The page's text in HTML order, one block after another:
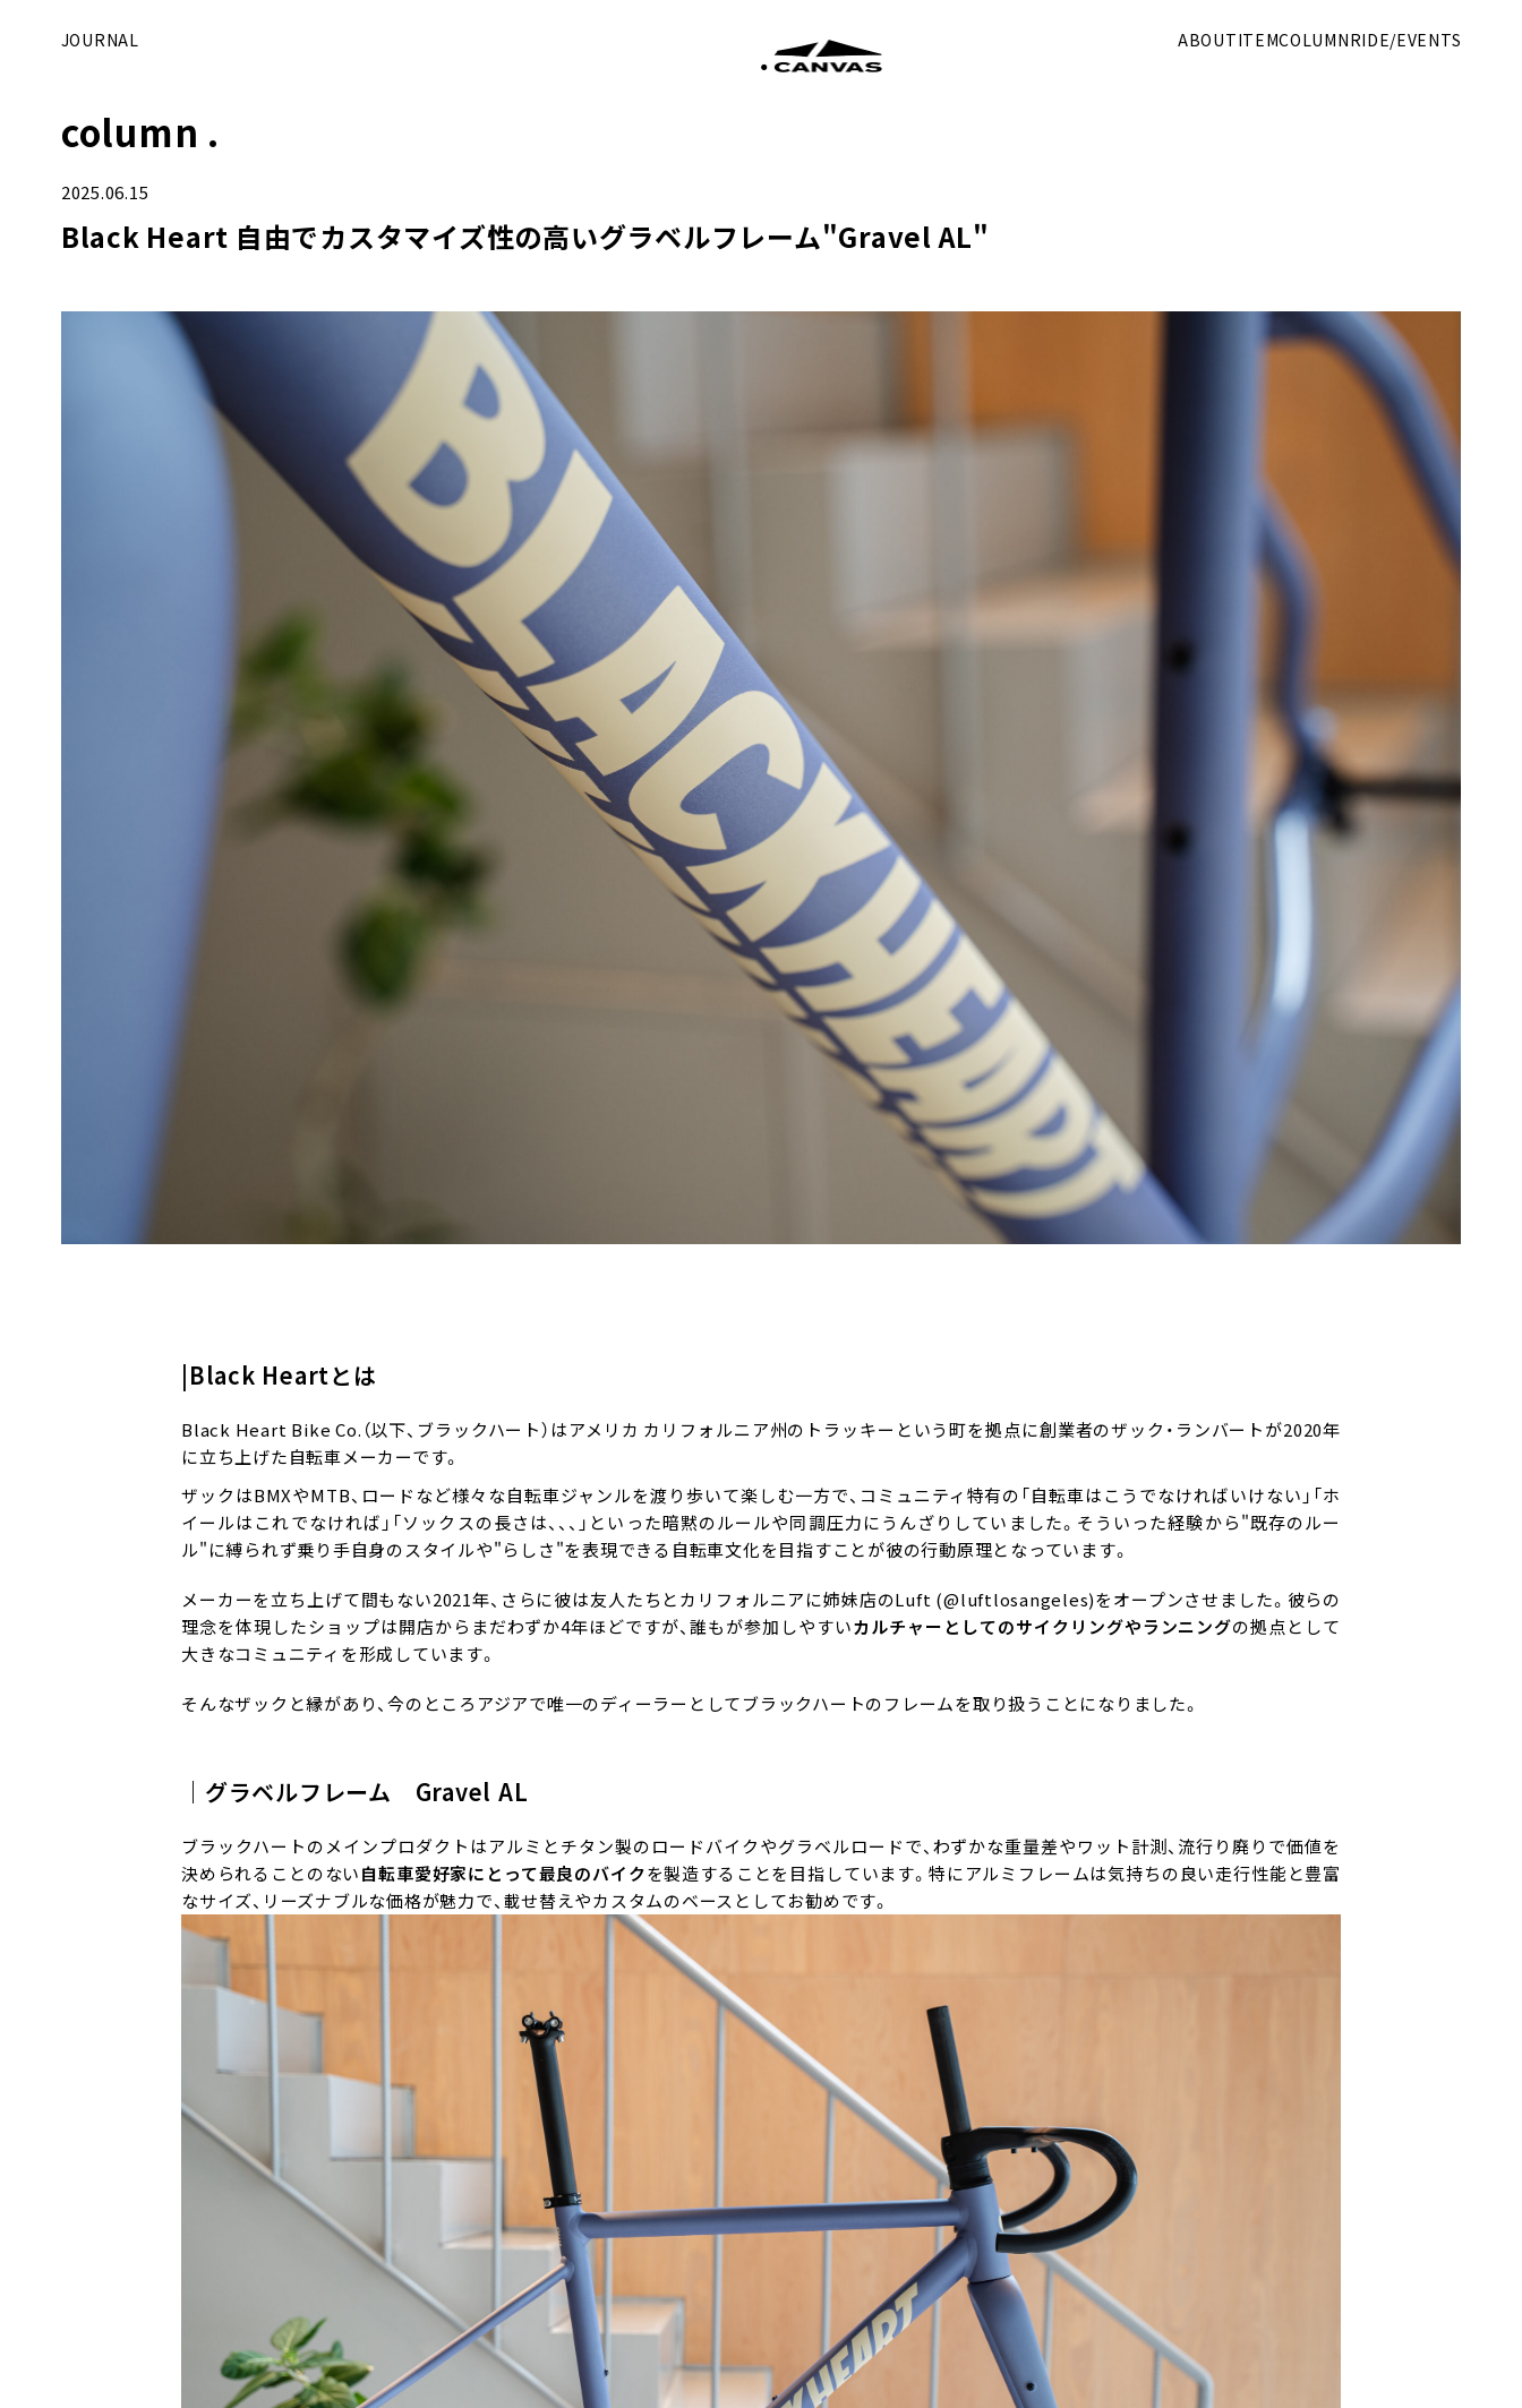
JOURNAL ABOUTITEMCOLUMNRIDE/EVENTS
column .
2025.06.15
Black Heart 自由でカスタマイズ性の高いグラベルフレーム"Gravel AL"
|Black Heartとは
Black Heart Bike Co.（以下、ブラックハート）はアメリカ カリフォルニア州のトラッキーという町を拠点に創業者のザック・ランバートが2020年
に立ち上げた自転車メーカーです。
ザックはBMXやMTB、ロードなど様々な自転車ジャンルを渡り歩いて楽しむ一方で、コミュニティ特有の「自転車はこうでなければいけない」「ホ
イールはこれでなければ」「ソックスの長さは、、、」といった暗黙のルールや同調圧力にうんざりしていました。そういった経験から"既存のルー
ル"に縛られず乗り手自身のスタイルや"らしさ"を表現できる自転車文化を目指すことが彼の行動原理となっています。
メーカーを立ち上げて間もない2021年、さらに彼は友人たちとカリフォルニアに姉妹店のLuft (@luftlosangeles)をオープンさせました。彼らの
理念を体現したショップは開店からまだわずか4年ほどですが、誰もが参加しやすいカルチャーとしてのサイクリングやランニングの拠点として
大きなコミュニティを形成しています。
そんなザックと縁があり、今のところアジアで唯一のディーラーとしてブラックハートのフレームを取り扱うことになりました。
｜グラベルフレーム Gravel AL
ブラックハートのメインプロダクトはアルミとチタン製のロードバイクやグラベルロードで、わずかな重量差やワット計測、流行り廃りで価値を
決められることのない自転車愛好家にとって最良のバイクを製造することを目指しています。特にアルミフレームは気持ちの良い走行性能と豊富
なサイズ、リーズナブルな価格が魅力で、載せ替えやカスタムのベースとしてお勧めです。